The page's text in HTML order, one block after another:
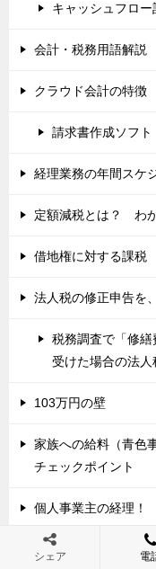
キャッシュフロ
会計・税務用語解説
クラウド会計の特徴
請求書作成ソフト
経理業務の年間スケ
定額減税とは？ わ
借地権に対する課税
法人税の修正申告を
税務調査で「修
受けた場合の法
103万円の壁
家族への給料（青色
チェックポイント
個人事業主の経理！
弥生会計で前年度仕
シェア 電